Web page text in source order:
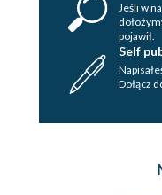
Jeśli w
pojawił.
Self
Dołącz